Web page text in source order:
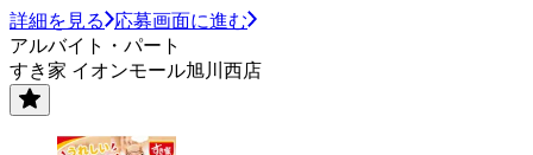
詳細を見る
応募画面に進む
アルバイト・パート
すき家 イオンモール旭川西店